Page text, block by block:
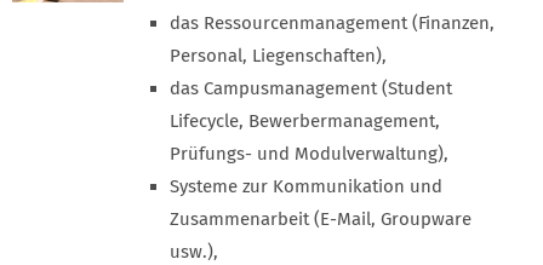
das Ressourcenmanagement (Finanzen,
Personal, Liegenschaften),
das Campusmanagement (Student
Lifecycle, Bewerbermanagement,
Prüfungs- und Modulverwaltung),
Systeme zur Kommunikation und
Zusammenarbeit (E-Mail, Groupware
usw.),